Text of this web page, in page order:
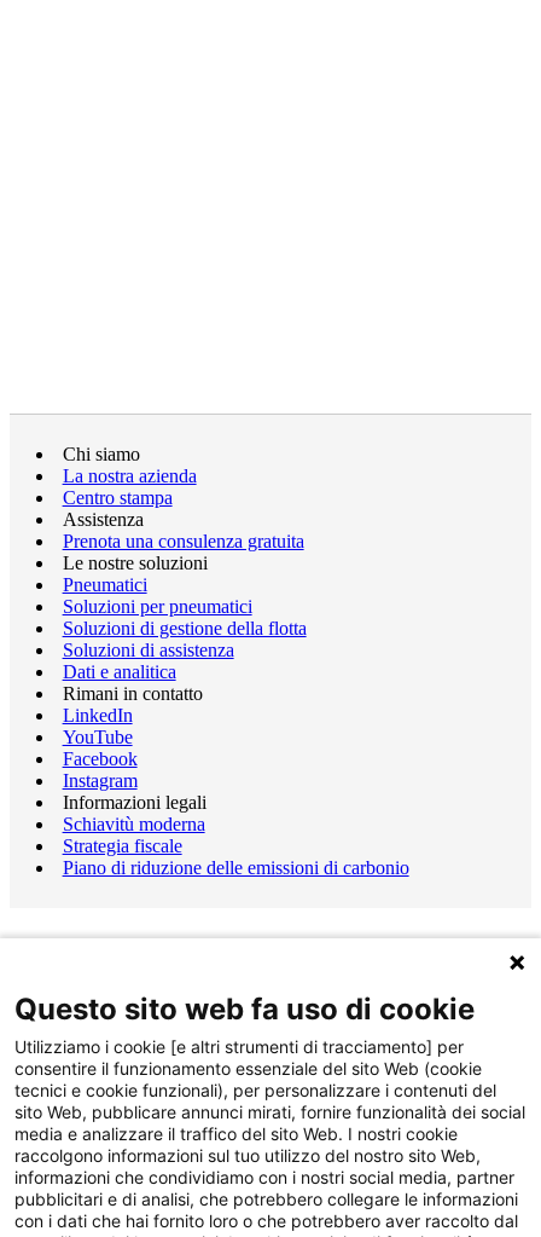
Chi siamo
La nostra azienda
Centro stampa
Assistenza
Prenota una consulenza gratuita
Le nostre soluzioni
Pneumatici
Soluzioni per pneumatici
Soluzioni di gestione della flotta
Soluzioni di assistenza
Dati e analitica
Rimani in contatto
LinkedIn
YouTube
Facebook
Instagram
Informazioni legali
Schiavitù moderna
Strategia fiscale
Piano di riduzione delle emissioni di carbonio
Questo sito web fa uso di cookie
Utilizziamo i cookie [e altri strumenti di tracciamento] per
consentire il funzionamento essenziale del sito Web (cookie
tecnici e cookie funzionali), per personalizzare i contenuti del
sito Web, pubblicare annunci mirati, fornire funzionalità dei social
media e analizzare il traffico del sito Web. I nostri cookie
raccolgono informazioni sul tuo utilizzo del nostro sito Web,
informazioni che condividiamo con i nostri social media, partner
pubblicitari e di analisi, che potrebbero collegare le informazioni
con i dati che hai fornito loro o che potrebbero aver raccolto dal